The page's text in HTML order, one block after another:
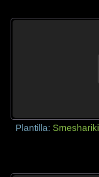
Plantilla: Smeshariki